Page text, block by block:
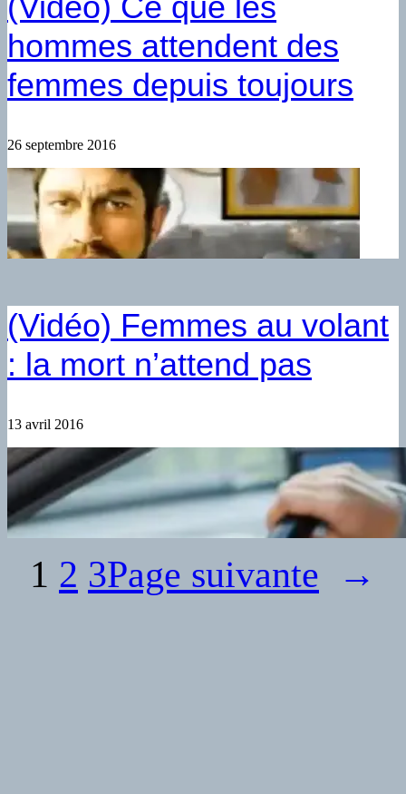
hommes attendent des
femmes depuis toujours
26 septembre 2016
(Vidéo) Femmes au volant
: la mort n’attend pas
13 avril 2016
1 2 3Page suivante →